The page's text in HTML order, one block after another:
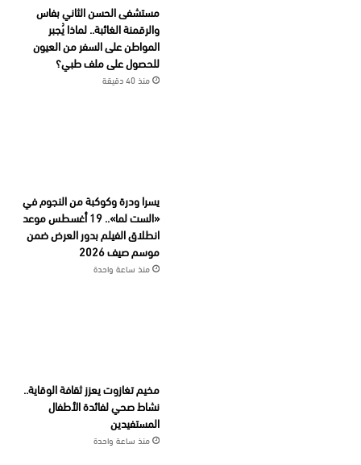
مستشفى الحسن الثاني بفاس
والرقمنة الغائبة.. لماذا يُجبر
المواطن على السفر من العيون
للحصول على ملف طبي؟
منذ 40 دقيقة
يسرا ودرة وكوكبة من النجوم في
«الست لما».. 19 أغسطس موعد
انطلاق الفيلم بدور العرض ضمن
موسم صيف 2026
منذ ساعة واحدة
مخيم تغازوت يعزز ثقافة الوقاية..
نشاط صحي لفائدة الأطفال
المستفيدين
منذ ساعة واحدة